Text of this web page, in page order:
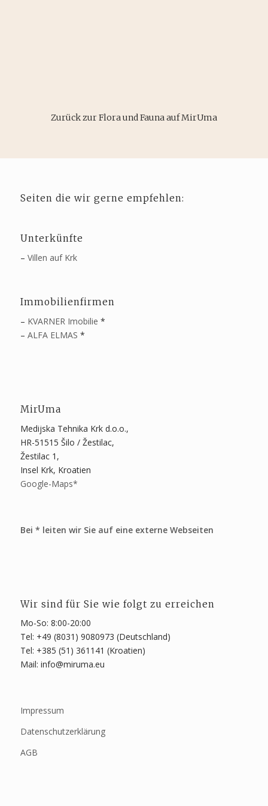
Zurück zur Flora und Fauna auf MirUma
Seiten die wir gerne empfehlen:
Unterkünfte
– Villen auf Krk
Immobilienfirmen
– KVARNER Imobilie *
– ALFA ELMAS *
MirUma
Medijska Tehnika Krk d.o.o.,
HR-51515 Šilo / Žestilac,
Žestilac 1,
Insel Krk, Kroatien
Google-Maps*
Bei * leiten wir Sie auf eine externe Webseiten
Wir sind für Sie wie folgt zu erreichen
Mo-So: 8:00-20:00
Tel: +49 (8031) 9080973 (Deutschland)
Tel: +385 (51) 361141 (Kroatien)
Mail: info@miruma.eu
Impressum
Datenschutzerklärung
AGB